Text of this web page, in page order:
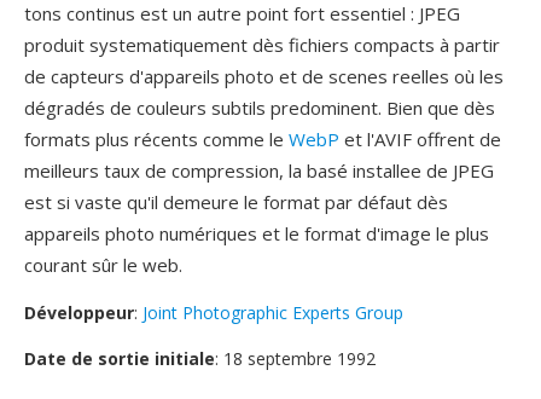
tons continus est un autre point fort essentiel : JPEG
produit systematiquement dès fichiers compacts à partir
de capteurs d'appareils photo et de scenes reelles où les
dégradés de couleurs subtils predominent. Bien que dès
formats plus récents comme le WebP et l'AVIF offrent de
meilleurs taux de compression, la basé installee de JPEG
est si vaste qu'il demeure le format par défaut dès
appareils photo numériques et le format d'image le plus
courant sûr le web.
Développeur: Joint Photographic Experts Group
Date de sortie initiale: 18 septembre 1992